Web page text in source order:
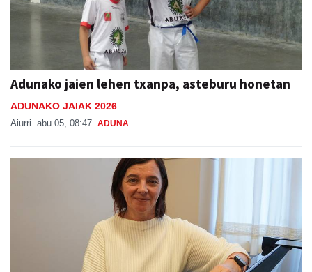
Adunako jaien lehen txanpa, asteburu honetan
ADUNAKO JAIAK 2026
Aiurri abu 05, 08:47 ADUNA